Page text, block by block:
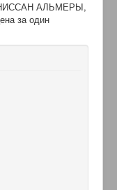
НИССАН АЛЬМЕРЫ,
за один